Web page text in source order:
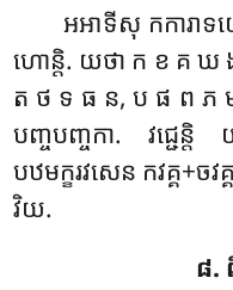
អអាទីសុ កការាទយ
ហោន្តិ. យថា ក ខ គ
ត ថ ទ ធ ន, ប ផ ព ភ
បញ្ចបញ្ចកា. វជ្ជេន្
បឋមក្ខរវសេន កវគ្គ+ច
វិយ.
៨.